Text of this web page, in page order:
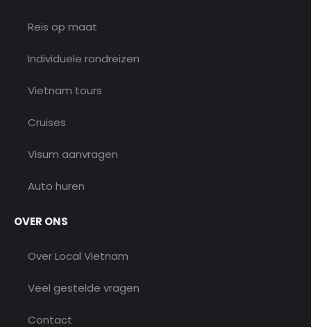
Reis op maat
Individuele rondreizen
Vietnam tours
Cruises
Visum aanvragen
Auto huren
OVER ONS
Over Local Vietnam
Veel gestelde vragen
Contact